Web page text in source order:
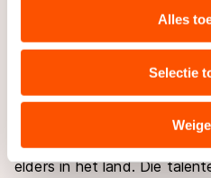
websiteverkeer te
uw gebruik van onze site met
combineren met andere
verstrekt of die zij hebben
Sommige partners kunnen
landen buiten de EU, zoals
adequaat
Alles
Selectie
Samen met RTC-trainer
al een zomerprogramma
voorloper van het RTC. Ik
definitieve accreditatie
KNSB. Er trokken namelijk
weg vanwege de betere
elders in het land. Die